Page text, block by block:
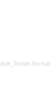
finden Sie hier: